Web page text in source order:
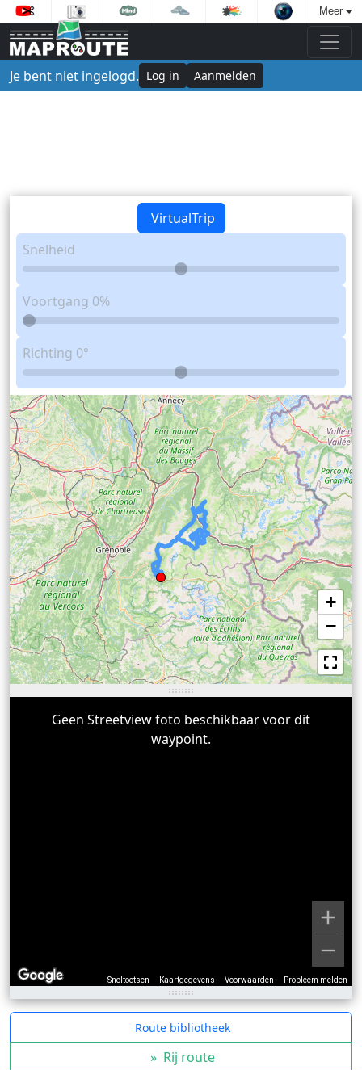
Meer
Je bent niet ingelogd. Log in Aanmelden
VirtualTrip
Snelheid
Voortgang 0%
Richting 0°
+
−
Sneltoetsen Kaartgegevens Voorwaarden Probleem melden
Geen Streetview foto beschikbaar voor dit
waypoint.
Route bibliotheek
» Rij route